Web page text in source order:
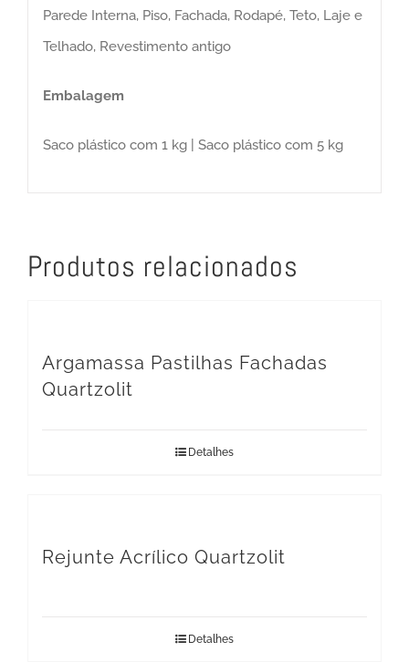
Parede Interna, Piso, Fachada, Rodapé, Teto, Laje e
Telhado, Revestimento antigo
Embalagem
Saco plástico com 1 kg | Saco plástico com 5 kg
Produtos relacionados
Argamassa Pastilhas Fachadas
Quartzolit
Detalhes
Rejunte Acrílico Quartzolit
Detalhes